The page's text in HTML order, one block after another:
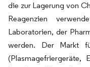
die zur Lagerung von
Reagenzien
Laboratorien, der
werden. Der Markt
(Plasmagefriergeräte,